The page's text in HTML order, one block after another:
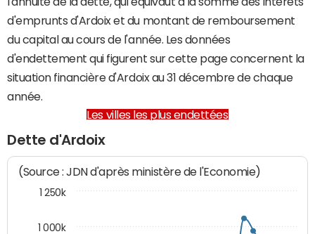
d'emprunts d'Ardoix et du montant de remboursement
du capital au cours de l'année. Les données
d'endettement qui figurent sur cette page concernent la
situation financière d'Ardoix au 31 décembre de chaque
année.
Les villes les plus endettées
Dette d'Ardoix
(Source : JDN d'après ministère de l'Economie)
1 000k
1 250k